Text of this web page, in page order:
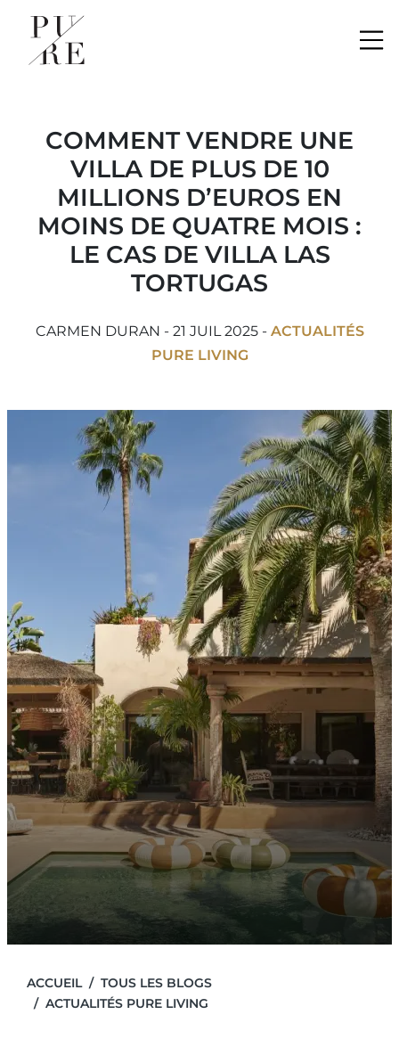
COMMENT VENDRE UNE
VILLA DE PLUS DE 10
MILLIONS D’EUROS EN
MOINS DE QUATRE MOIS :
LE CAS DE VILLA LAS
TORTUGAS
CARMEN DURAN - 21 JUIL 2025 - ACTUALITÉS
PURE LIVING
ACCUEIL
TOUS LES BLOGS
ACTUALITÉS PURE LIVING